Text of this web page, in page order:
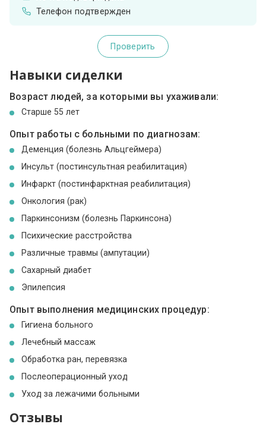
Телефон подтвержден
Проверить
Навыки сиделки
Возраст людей, за которыми вы ухаживали:
Cтарше 55 лет
Опыт работы с больными по диагнозам:
Деменция (болезнь Альцгеймера)
Инсульт (постинсультная реабилитация)
Инфаркт (постинфарктная реабилитация)
Онкология (рак)
Паркинсонизм (болезнь Паркинсона)
Психические расстройства
Различные травмы (ампутации)
Сахарный диабет
Эпилепсия
Опыт выполнения медицинских процедур:
Гигиена больного
Лечебный массаж
Обработка ран, перевязка
Послеоперационный уход
Уход за лежачими больными
Отзывы